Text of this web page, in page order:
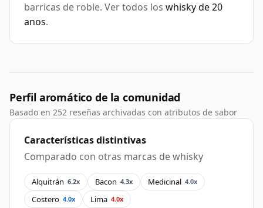
barricas de roble. Ver todos los whisky de 20
anos.
Perfil aromático de la comunidad
Basado en 252 reseñas archivadas con atributos de sabor
Características distintivas
Comparado con otras marcas de whisky
Alquitrán 6.2x Bacon 4.3x Medicinal 4.0x
Costero 4.0x Lima 4.0x